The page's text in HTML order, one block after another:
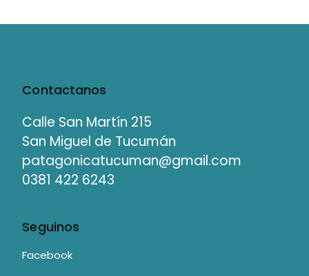
Contactanos
Calle San Martín 215
San Miguel de Tucumán
patagonicatucuman@gmail.com
0381 422 6243
Seguinos
Facebook